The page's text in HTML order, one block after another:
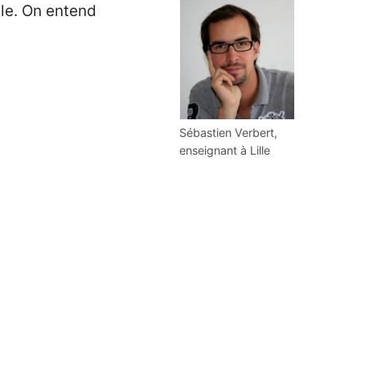
Sébastien Verbert,
enseignant à Lille
On entend